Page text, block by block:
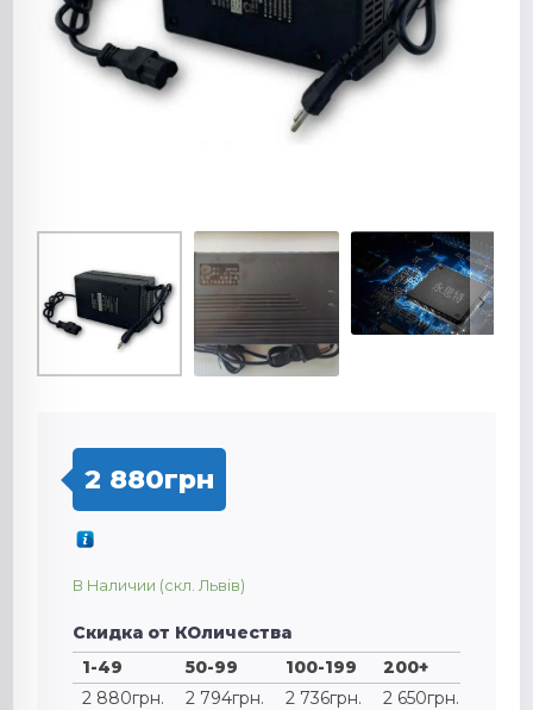
2 880грн
В Наличии (скл. Львів)
Скидка от КОличества
1-49
50-99 100-199
200+
2 880грн. 2 794грн. 2 736грн. 2 650грн.